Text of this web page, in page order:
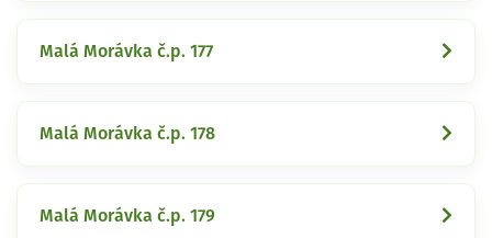
Malá Morávka č.p. 177
Malá Morávka č.p. 178
Malá Morávka č.p. 179